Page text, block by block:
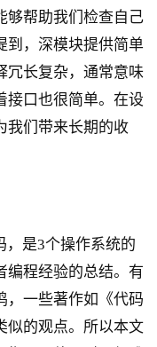
够帮助我们检查自己
到，深模块提供简单
冗长复杂，通常意味
接口也很简单。在设
我们带来长期的收
，是3个操作系统的
编程经验的总结。有
，一些著作如《代码
似的观点。所以本文